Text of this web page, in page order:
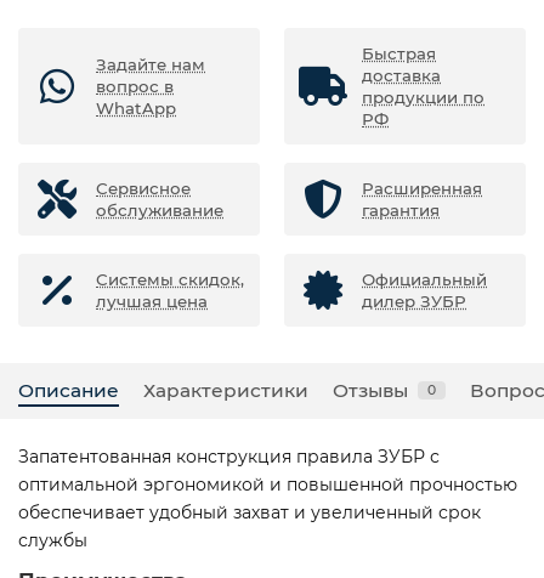
Задайте нам
вопрос в
WhatApp
Быстрая
доставка
продукции по
РФ
Сервисное
обслуживание
Расширенная
гарантия
Системы скидок,
лучшая цена
Официальный
дилер ЗУБР
Описание Характеристики Отзывы 0
Запатентованная конструкция правила ЗУБР с
оптимальной эргономикой и повышенной прочностью
обеспечивает удобный захват и увеличенный срок
службы